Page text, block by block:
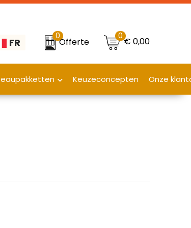
FR
0
Offerte
0€ 0,00
Keuzeconcepten Onze